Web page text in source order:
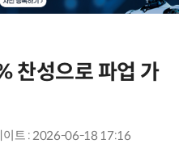
찬성으로 파업 가
이트 : 2026-06-18 17:16